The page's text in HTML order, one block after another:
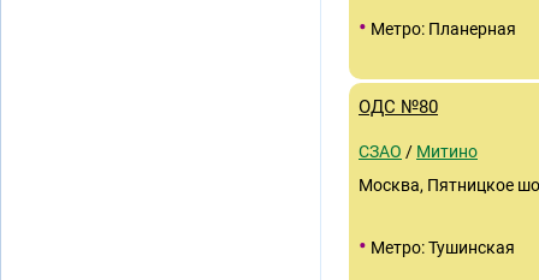
• Метро: Планерная
ОДС №80
СЗАО / Митино
Москва, Пятницкое
• Метро: Тушинская